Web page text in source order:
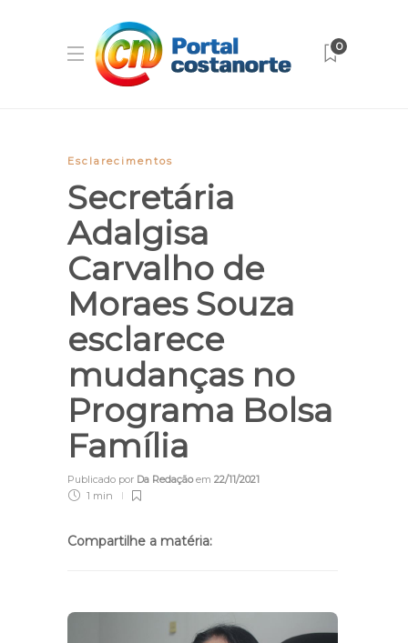
0
Esclarecimentos
Secretária
Adalgisa
Carvalho de
Moraes Souza
esclarece
mudanças no
Programa Bolsa
Família
Publicado por Da Redaçãoem 22/11/2021
1 min
Compartilhe a matéria: